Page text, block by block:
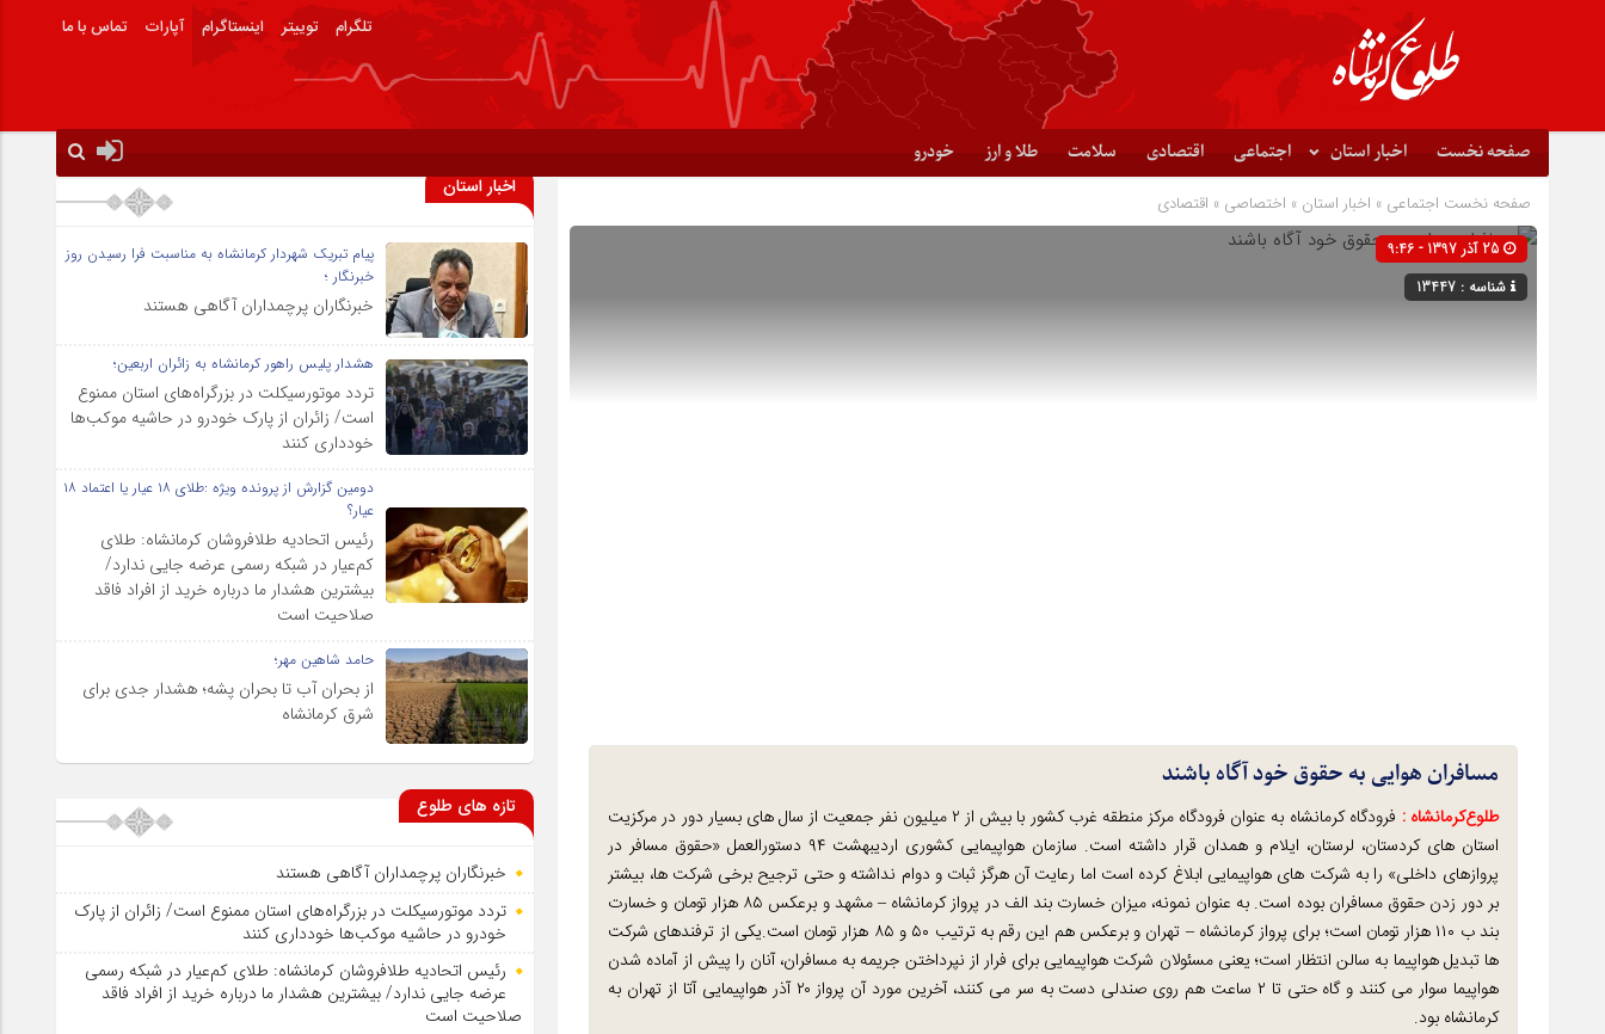
تلگرام توییتر اینستاگرام آپارات تماس با ما
صفحه نخست اخبار استان اجتماعی اقتصادی سلامت طلا و ارز خودرو
صفحه نخست اجتماعی » اخبار استان » اختصاصی » اقتصادی
شناسه : 13447
مسافران هوایی به حقوق خود آگاه باشند
طلوع‌‌کرمانشاه :
فرودگاه کرمانشاه به عنوان فرودگاه مرکز منطقه غرب کشور با بیش از ۲ میلیون نفر جمعیت از سال های بسیار دور در مرکزیت
استان های کردستان، لرستان، ایلام و همدان قرار داشته است. سازمان هواپیمایی کشوری اردیبهشت ۹۴ دستورالعمل «حقوق مسافر در
پروازهای داخلی» را به شرکت های هواپیمایی ابلاغ کرده است اما رعایت آن هرگز ثبات و دوام نداشته و حتی ترجیح برخی شرکت ها، بیشتر
بر دور زدن حقوق مسافران بوده است. به عنوان نمونه، میزان خسارت بند الف در پرواز کرمانشاه – مشهد و برعکس ۸۵ هزار تومان و خسارت
بند ب ۱۱۰ هزار تومان است؛ برای پرواز کرمانشاه – تهران و برعکس هم این رقم به ترتیب ۵۰ و ۸۵ هزار تومان است.یکی از ترفندهای شرکت
ها تبدیل هواپیما به سالن انتظار است؛ یعنی مسئولان شرکت هواپیمایی برای فرار از نپرداختن جریمه به مسافران، آنان را پیش از آماده شدن
هواپیما سوار می کنند و گاه حتی تا ۲ ساعت هم روی صندلی دست به سر می کنند، آخرین مورد آن پرواز ۲۰ آذر هواپیمایی آتا از تهران به
کرمانشاه بود.
اخبار استان
پیام تبریک شهردار کرمانشاه به مناسبت فرا رسیدن روز
خبرنگار ؛
خبرنگاران پرچمداران آگاهی هستند
هشدار پلیس راهور کرمانشاه به زائران اربعین؛
تردد موتورسیکلت در بزرگراه‌های استان ممنوع
است/ زائران از پارک خودرو در حاشیه موکب‌ها
خودداری کنند
دومین گزارش از پرونده ویژه :طلای ۱۸ عیار یا اعتماد ۱۸
عیار؟
رئیس اتحادیه طلافروشان کرمانشاه: طلای
کم‌عیار در شبکه رسمی عرضه جایی ندارد/
بیشترین هشدار ما درباره خرید از افراد فاقد
صلاحیت است
حامد شاهین مهر؛
از بحران آب تا بحران پشه؛ هشدار جدی برای
شرق کرمانشاه
تازه های طلوع
خبرنگاران پرچمداران آگاهی هستند
تردد موتورسیکلت در بزرگراه‌های استان ممنوع است/ زائران از پارک
خودرو در حاشیه موکب‌ها خودداری کنند
رئیس اتحادیه طلافروشان کرمانشاه: طلای کم‌عیار در شبکه رسمی
عرضه جایی ندارد/ بیشترین هشدار ما درباره خرید از افراد فاقد
صلاحیت است